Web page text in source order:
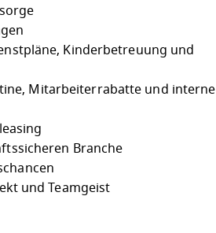
Kinderbetreuung und
Mitarbeiterrabatte und interne
Branche
und Teamgeist